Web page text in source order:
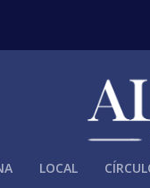
LOCAL